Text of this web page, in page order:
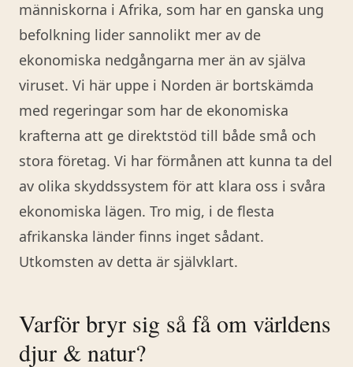
människorna i Afrika, som har en ganska ung
befolkning lider sannolikt mer av de
ekonomiska nedgångarna mer än av själva
viruset. Vi här uppe i Norden är bortskämda
med regeringar som har de ekonomiska
krafterna att ge direktstöd till både små och
stora företag. Vi har förmånen att kunna ta del
av olika skyddssystem för att klara oss i svåra
ekonomiska lägen. Tro mig, i de flesta
afrikanska länder finns inget sådant.
Utkomsten av detta är självklart.
Varför bryr sig så få om världens
djur & natur?